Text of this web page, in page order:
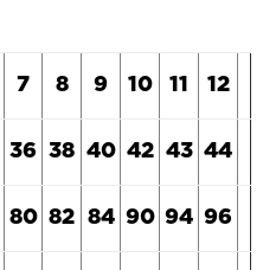
7 8 9 10 11 12
36 38 40 42 43 44
80 82 84 90 94 96